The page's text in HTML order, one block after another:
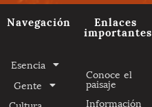
Navegación
Esencia
Gente
Enlaces
importantes
Conoce el
paisaje
Información